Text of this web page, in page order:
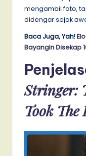
mengambil foto,
didengar sejak
Baca Juga, Yah!
Bayangin Disekap
Stringer:
Took The